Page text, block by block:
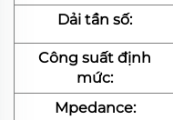
Dải tần số:
Công suất định
mức:
Mpedance: